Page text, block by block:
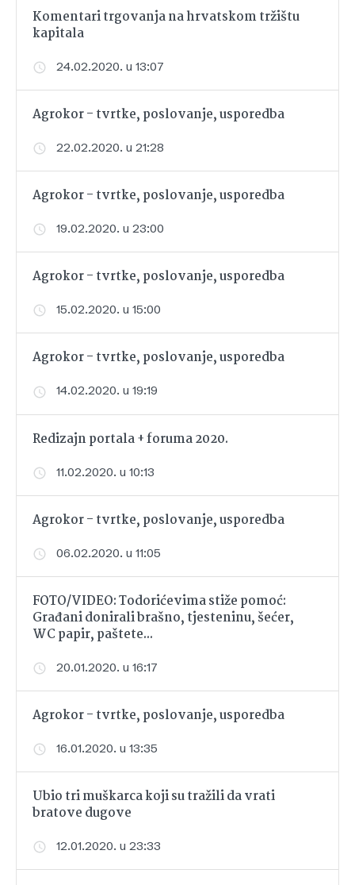
Komentari trgovanja na hrvatskom tržištu
kapitala
24.02.2020. u 13:07
Agrokor - tvrtke, poslovanje, usporedba
22.02.2020. u 21:28
Agrokor - tvrtke, poslovanje, usporedba
19.02.2020. u 23:00
Agrokor - tvrtke, poslovanje, usporedba
15.02.2020. u 15:00
Agrokor - tvrtke, poslovanje, usporedba
14.02.2020. u 19:19
Redizajn portala + foruma 2020.
11.02.2020. u 10:13
Agrokor - tvrtke, poslovanje, usporedba
06.02.2020. u 11:05
FOTO/VIDEO: Todorićevima stiže pomoć:
Građani donirali brašno, tjesteninu, šećer,
WC papir, paštete...
20.01.2020. u 16:17
Agrokor - tvrtke, poslovanje, usporedba
16.01.2020. u 13:35
Ubio tri muškarca koji su tražili da vrati
bratove dugove
12.01.2020. u 23:33